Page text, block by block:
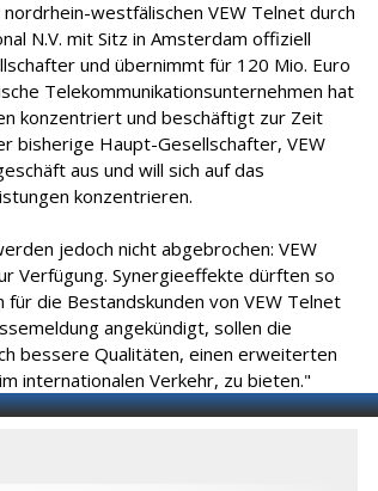
westfälischen VEW Telnet durch
N.V. mit Sitz in Amsterdam offiziell
und übernimmt für 120 Mio. Euro
Telekommunikationsunternehmen hat
konzentriert und beschäftigt zur Zeit
bisherige Haupt-Gesellschafter, VEW
aus und will sich auf das
konzentrieren.
jedoch nicht abgebrochen: VEW
Verfügung. Synergieeffekte dürften so
die Bestandskunden von VEW Telnet
angekündigt, sollen die
bessere Qualitäten, einen erweiterten
internationalen Verkehr, zu bieten."